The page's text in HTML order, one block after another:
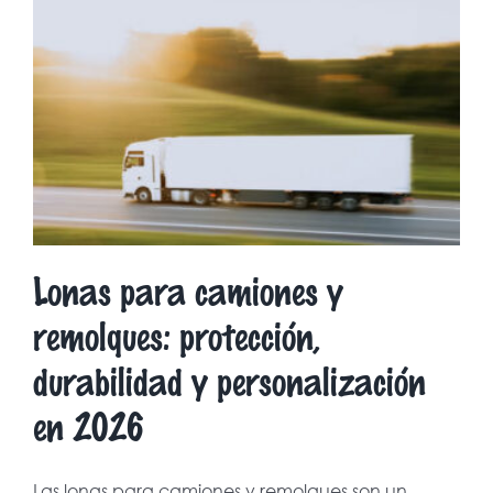
Lonas para camiones y
remolques: protección,
durabilidad y personalización
en 2026